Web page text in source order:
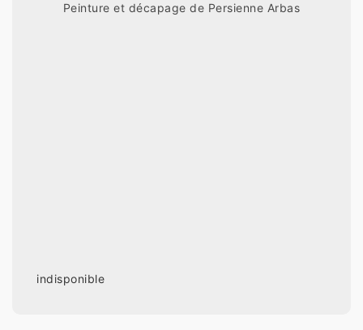
Peinture et décapage de Persienne Arbas
indisponible